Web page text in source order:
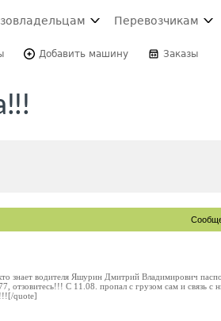
Перевозчикам
Добавить машину Заказы
знает водителя Яшурин Дмитрий Владимирович
С 11.08. пропал с грузом сам и связь с
quote]